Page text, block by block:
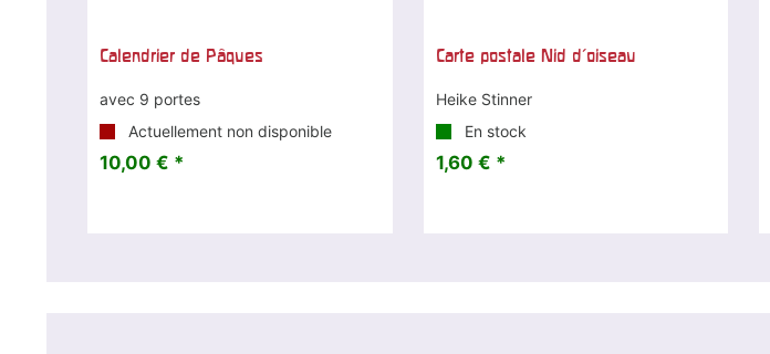
Calendrier de Pâques
avec 9 portes
Actuellement non disponible
10,00 € *
Carte postale Nid d'oiseau
Heike Stinner
En stock
1,60 € *